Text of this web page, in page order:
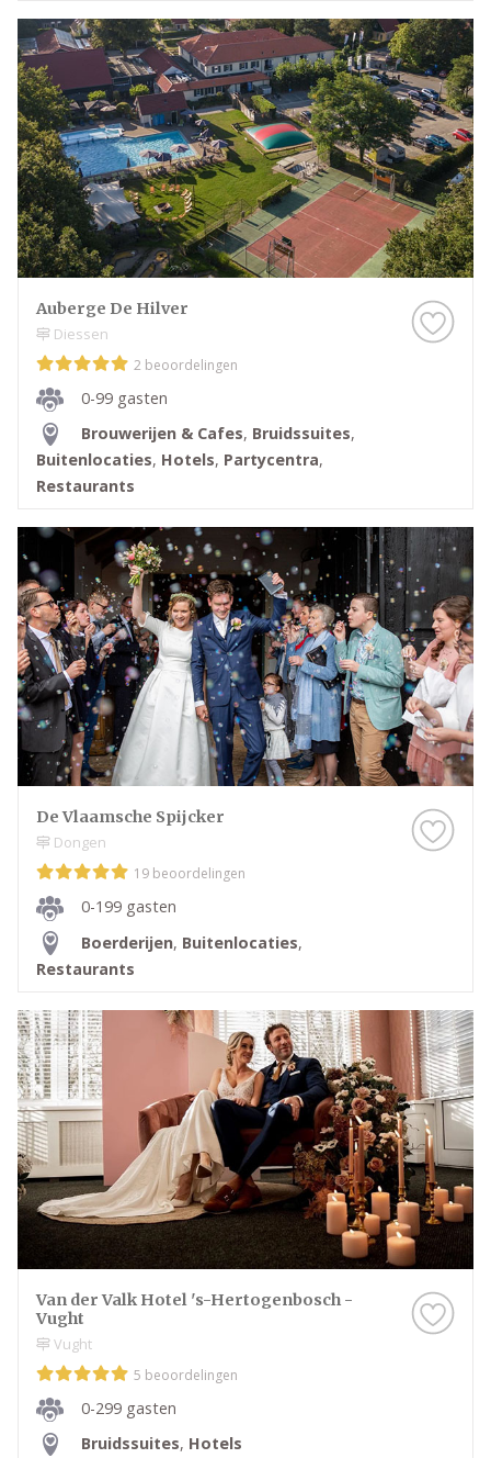
Auberge De Hilver
Diessen
2 beoordelingen
0-99 gasten
Brouwerijen & Cafes, Bruidssuites,
Buitenlocaties, Hotels, Partycentra,
Restaurants
De Vlaamsche Spijcker
Dongen
19 beoordelingen
0-199 gasten
Boerderijen, Buitenlocaties,
Restaurants
Van der Valk Hotel 's-Hertogenbosch -
Vught
Vught
5 beoordelingen
0-299 gasten
Bruidssuites, Hotels